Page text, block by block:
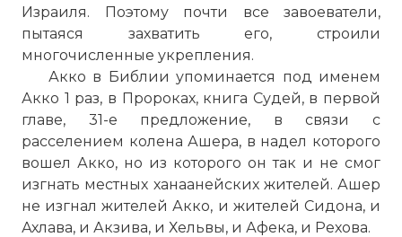
Израиля. Поэтому почти все завоеватели,
пытаяся захватить его, строили
многочисленные укрепления.
Акко в Библии упоминается под именем
Акко 1 раз, в Пророках, книга Судей, в первой
главе, 31-е предложение, в связи с
расселением колена Ашера, в надел которого
вошел Акко, но из которого он так и не смог
изгнать местных ханаанейских жителей. Ашер
не изгнал жителей Акко, и жителей Сидона, и
Ахлава, и Акзива, и Хельвы, и Афека, и Рехова.